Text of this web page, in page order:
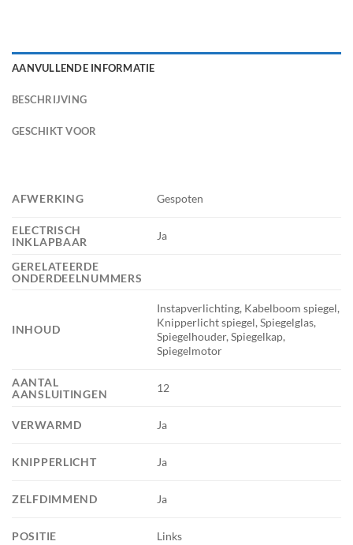
AANVULLENDE INFORMATIE
BESCHRIJVING
GESCHIKT VOOR
AFWERKING Gespoten
ELECTRISCH
INKLAPBAAR
Ja
GERELATEERDE
ONDERDEELNUMMERS
INHOUD
Instapverlichting, Kabelboom spiegel,
Knipperlicht spiegel, Spiegelglas,
Spiegelhouder, Spiegelkap,
Spiegelmotor
AANTAL
AANSLUITINGEN
12
VERWARMD Ja
KNIPPERLICHT Ja
ZELFDIMMEND Ja
POSITIE Links